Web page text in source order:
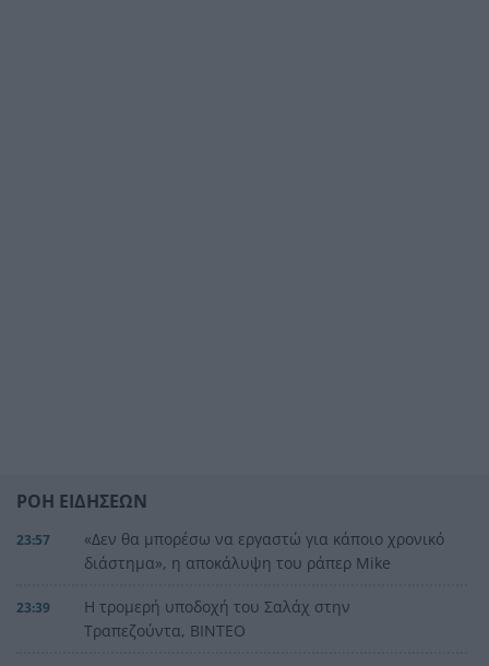
ΡΟΗ ΕΙΔΗΣΕΩΝ
23:57
«Δεν θα μπορέσω να εργαστώ για κάποιο χρονικό
διάστημα», η αποκάλυψη του ράπερ Mike
23:39
Η τρομερή υποδοχή του Σαλάχ στην
Τραπεζούντα, ΒΙΝΤΕΟ